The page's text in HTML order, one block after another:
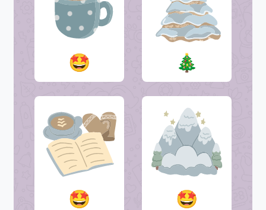
🤩 🎄
🤩 🤩